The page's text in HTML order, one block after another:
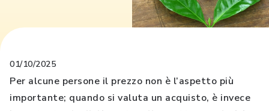
01/10/2025
Per alcune persone il prezzo non è l’aspetto più
importante; quando si valuta un acquisto, è invece